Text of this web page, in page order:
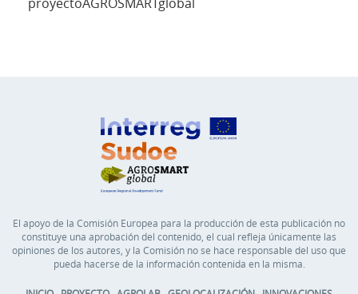
El apoyo de la Comisión Europea para la producción de esta publicación no
constituye una aprobación del contenido, el cual refleja únicamente las
opiniones de los autores, y la Comisión no se hace responsable del uso que
pueda hacerse de la información contenida en la misma.